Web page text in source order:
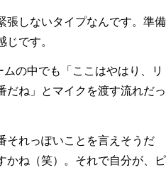
張しないタイプなんです。準備
です。
の中でも「ここはやはり、リ
だね」とマイクを渡す流れだっ
それっぽいことを言えそうだ
かね（笑）。それで自分が、ピ